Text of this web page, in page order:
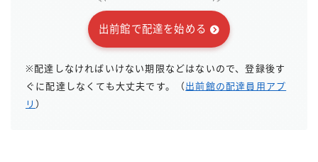
出前館で配達を始める
※配達しなければいけない期限などはないので、登録後す
ぐに配達しなくても大丈夫です。（ 出前館の配達員用アプ
リ ）